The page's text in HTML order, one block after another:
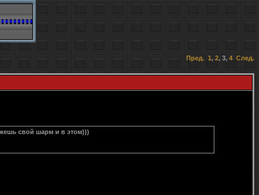
Пред. 1, 2, 3, 4 След.
свой шарм и в этом)))